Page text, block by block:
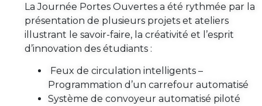
La Journée Portes Ouvertes a été rythmée par la
présentation de plusieurs projets et ateliers
illustrant le savoir-faire, la créativité et l’esprit
d’innovation des étudiants :
Feux de circulation intelligents –
Programmation d’un carrefour automatisé
Système de convoyeur automatisé piloté